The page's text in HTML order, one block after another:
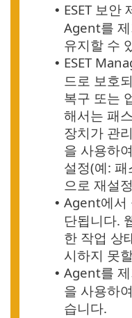
• ESET 보안
Agent를
유지할 수
• ESET
드로 보호
복구 또는
해서는 패
장치가 관
을 사용하
설정(예:
으로 재설
• Agent에서
단됩니다.
한 작업 상
시하지 못
• Agent를
을 사용하
습니다.